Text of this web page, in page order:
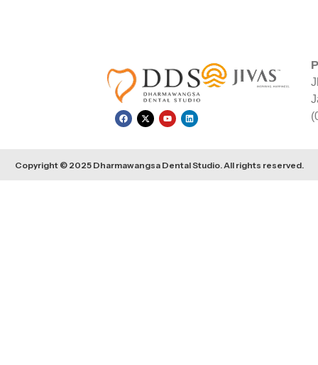
Copyright © 2025 Dharmawangsa Dental Studio. All rights reserved.